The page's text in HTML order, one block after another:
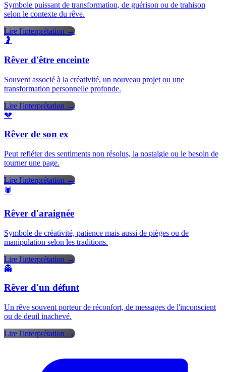
Symbole puissant de transformation, de guérison ou de trahison
selon le contexte du rêve.
Lire l'interprétation →
🤰
Rêver d'être enceinte
Souvent associé à la créativité, un nouveau projet ou une
transformation personnelle profonde.
Lire l'interprétation →
💔
Rêver de son ex
Peut refléter des sentiments non résolus, la nostalgie ou le besoin de
tourner une page.
Lire l'interprétation →
🕷️
Rêver d'araignée
Symbole de créativité, patience mais aussi de pièges ou de
manipulation selon les traditions.
Lire l'interprétation →
👻
Rêver d'un défunt
Un rêve souvent porteur de réconfort, de messages de l'inconscient
ou de deuil inachevé.
Lire l'interprétation →